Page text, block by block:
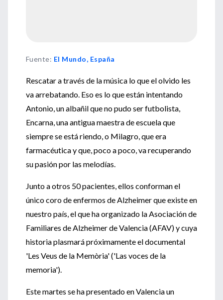
Fuente: El Mundo, España
Rescatar a través de la música lo que el olvido les
va arrebatando. Eso es lo que están intentando
Antonio, un albañil que no pudo ser futbolista,
Encarna, una antigua maestra de escuela que
siempre se está riendo, o Milagro, que era
farmacéutica y que, poco a poco, va recuperando
su pasión por las melodías.
Junto a otros 50 pacientes, ellos conforman el
único coro de enfermos de Alzheimer que existe en
nuestro país, el que ha organizado la Asociación de
Familiares de Alzheimer de Valencia (AFAV) y cuya
historia plasmará próximamente el documental
'Les Veus de la Memòria' ('Las voces de la
memoria').
Este martes se ha presentado en Valencia un